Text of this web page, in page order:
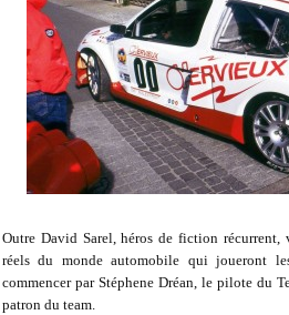
Outre David Sarel, héros de fiction récurrent,
réels du monde automobile qui joueront
commencer par Stéphene Dréan, le pilote du
patron du team.